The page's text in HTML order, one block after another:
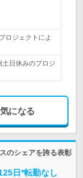
ロジェクトによ
日休みのプロジ
気になる
のシェアを誇る表彰
日*転勤なし